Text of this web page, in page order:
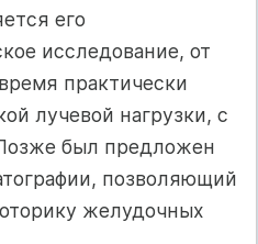
его
исследование, от
практически
лучевой нагрузки, с
был предложен
позволяющий
желудочных